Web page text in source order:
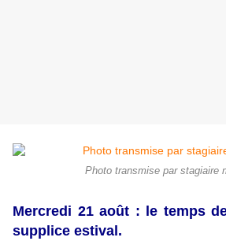
Photo transmise par stagiaire
Mercredi 21 août : le temps
supplice estival.